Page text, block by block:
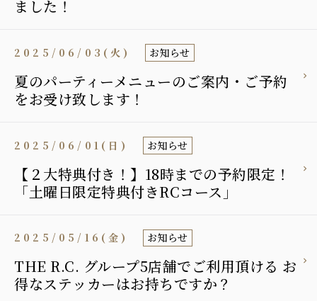
ました！
夏のパーティーメニューのご案内・ご予約
をお受け致します！
2025/06/03(火) お知らせ
【２大特典付き！】18時までの予約限定！
「土曜日限定特典付きRCコース」
2025/06/01(日) お知らせ
THE R.C. グループ5店舗でご利用頂ける お
得なステッカーはお持ちですか？
2025/05/16(金) お知らせ